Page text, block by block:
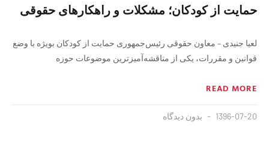
حمایت از کودکان؛ مشکلات و راهکارهای حقوقی
لعیا جنیدی – معاون حقوقی رئیس‌جمهوری حمایت از کودکان بویژه با وضع
قوانین و مقررات، یکی از مناقشه‌آمیزترین موضوعات حوزه
READ MORE
1396-07-20 بدون دیدگاه